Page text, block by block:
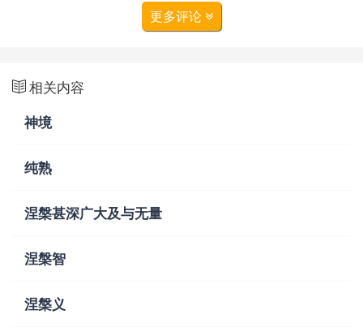
更多评论
相关内容
神境
纯熟
涅槃甚深广大及与无量
涅槃智
涅槃义